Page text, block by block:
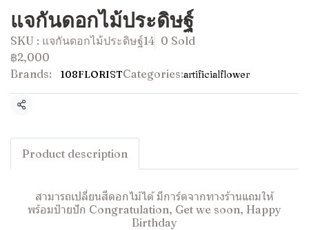
แจกันดอกไม้ประดิษฐ์
SKU : แจกันดอกไม้ประดิษฐ์14 0 Sold
฿2,000
Brands:
108FLORISTCategories:artificialflower
Share
Product description
สามารถเปลี่ยนสีดอกไม้ได้ มีการ์ดจากทางร้านแถมให้
พร้อมป้ายปัก Congratulation, Get we soon, Happy
Birthday